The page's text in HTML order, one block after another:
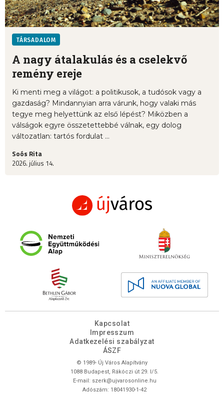
TÁRSADALOM
A nagy átalakulás és a cselekvő
remény ereje
Ki menti meg a világot: a politikusok, a tudósok vagy a
gazdaság? Mindannyian arra várunk, hogy valaki más
tegye meg helyettünk az első lépést? Miközben a
válságok egyre összetettebbé válnak, egy dolog
változatlan: tartós fordulat ...
Soós Rita
2026. július 14.
Kapcsolat
Impresszum
Adatkezelési szabályzat
ÁSZF
© 1989- Új Város Alapítvány
1088 Budapest, Rákóczi út 29. I/5.
E-mail: szerk@ujvarosonline.hu
Adószám: 18041930-1-42